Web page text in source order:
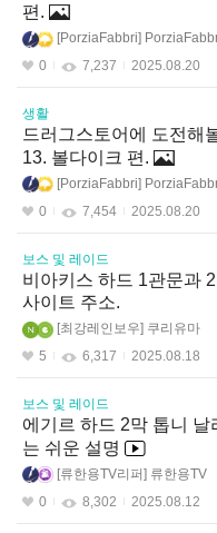
편.
PorziaFabbri
0
7,237 2025.08.20
생활
드러그스토어에 도전해
13. 볼다이크 편.
PorziaFabbri
0
7,454 2025.08.20
보스 및 레이드
비아키스 하드 1관문과
사이트 주소.
최강레인보우 쿠리유마
5
6,317 2025.08.18
보스 및 레이드
에기르 하드 2막 톱니 날
는 쉬운 설명
류한용TV리퍼
류한용TV
0
8,302 2025.08.12